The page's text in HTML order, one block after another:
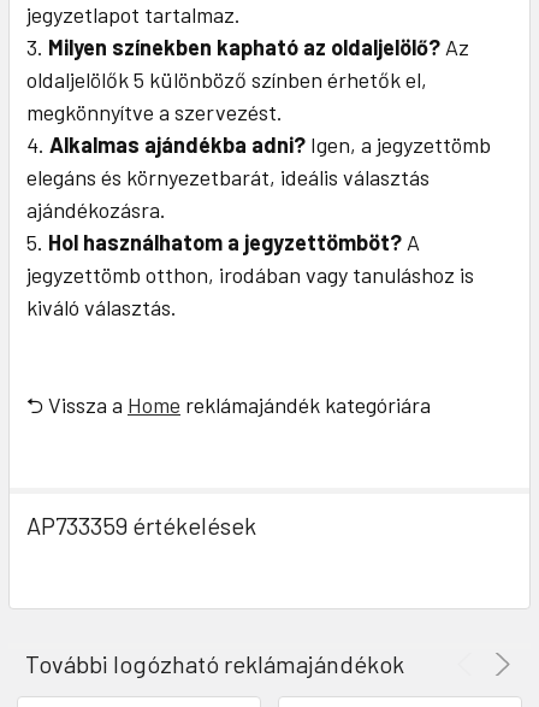
jegyzetlapot tartalmaz.
Milyen színekben kapható az oldaljelölő? Az
oldaljelölők 5 különböző színben érhetők el,
megkönnyítve a szervezést.
Alkalmas ajándékba adni? Igen, a jegyzettömb
elegáns és környezetbarát, ideális választás
ajándékozásra.
Hol használhatom a jegyzettömböt? A
jegyzettömb otthon, irodában vagy tanuláshoz is
kiváló választás.
⮌ Vissza a Home reklámajándék kategóriára
AP733359 értékelések
További logózható reklámajándékok